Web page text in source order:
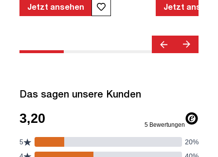
Jetzt ansehen
Jetzt
Das sagen unsere Kunden